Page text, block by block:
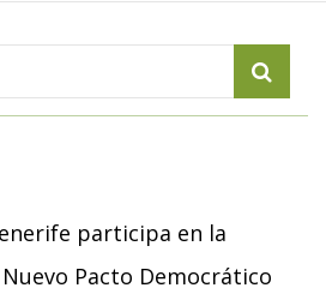
participa en la
Pacto Democrático